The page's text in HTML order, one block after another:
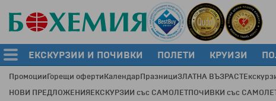
ЕКСКУРЗИИ И ПОЧИВКИ ПОЛЕТИ КРУИЗИ
ПромоцииГорещи офертиКалендарПразнициЗЛАТНА ВЪЗРАСТ
НОВИ ПРЕДЛОЖЕНИЯЕКСКУРЗИИ със САМОЛЕТПОЧИВКИ със